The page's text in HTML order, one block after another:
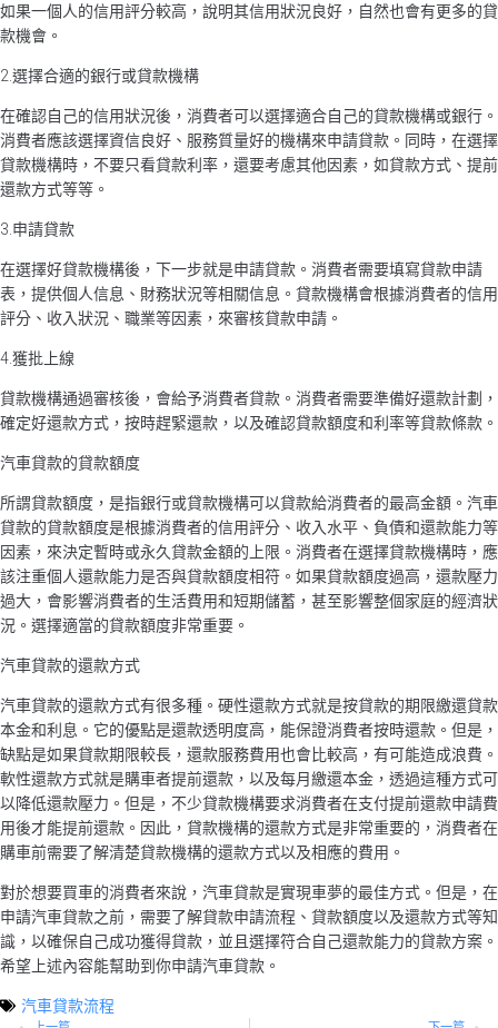
如果一個人的信用評分較高，說明其信用狀況良好，自然也會有更多的貸
款機會。
2.選擇合適的銀行或貸款機構
在確認自己的信用狀況後，消費者可以選擇適合自己的貸款機構或銀行。
消費者應該選擇資信良好、服務質量好的機構來申請貸款。同時，在選擇
貸款機構時，不要只看貸款利率，還要考慮其他因素，如貸款方式、提前
還款方式等等。
3.申請貸款
在選擇好貸款機構後，下一步就是申請貸款。消費者需要填寫貸款申請
表，提供個人信息、財務狀況等相關信息。貸款機構會根據消費者的信用
評分、收入狀況、職業等因素，來審核貸款申請。
4.獲批上線
貸款機構通過審核後，會給予消費者貸款。消費者需要準備好還款計劃，
確定好還款方式，按時趕緊還款，以及確認貸款額度和利率等貸款條款。
汽車貸款的貸款額度
所謂貸款額度，是指銀行或貸款機構可以貸款給消費者的最高金額。汽車
貸款的貸款額度是根據消費者的信用評分、收入水平、負債和還款能力等
因素，來決定暫時或永久貸款金額的上限。消費者在選擇貸款機構時，應
該注重個人還款能力是否與貸款額度相符。如果貸款額度過高，還款壓力
過大，會影響消費者的生活費用和短期儲蓄，甚至影響整個家庭的經濟狀
況。選擇適當的貸款額度非常重要。
汽車貸款的還款方式
汽車貸款的還款方式有很多種。硬性還款方式就是按貸款的期限繳還貸款
本金和利息。它的優點是還款透明度高，能保證消費者按時還款。但是，
缺點是如果貸款期限較長，還款服務費用也會比較高，有可能造成浪費。
軟性還款方式就是購車者提前還款，以及每月繳還本金，透過這種方式可
以降低還款壓力。但是，不少貸款機構要求消費者在支付提前還款申請費
用後才能提前還款。因此，貸款機構的還款方式是非常重要的，消費者在
購車前需要了解清楚貸款機構的還款方式以及相應的費用。
對於想要買車的消費者來說，汽車貸款是實現車夢的最佳方式。但是，在
申請汽車貸款之前，需要了解貸款申請流程、貸款額度以及還款方式等知
識，以確保自己成功獲得貸款，並且選擇符合自己還款能力的貸款方案。
希望上述內容能幫助到你申請汽車貸款。
汽車貸款流程